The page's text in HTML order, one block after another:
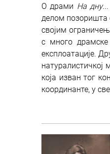
О драми На дну
делом позоришта
својим
с много драмске
експлоатације.
натуралистичкој
која изван тог
координанте, у